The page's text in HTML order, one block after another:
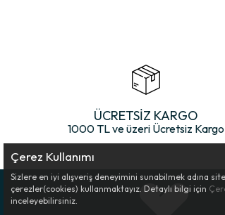
ÜCRETSİZ KARGO
1000 TL ve üzeri Ücretsiz Kargo
Çerez Kullanımı
Sizlere en iyi alışveriş deneyimini sunabilmek adına
çerezler(cookies) kullanmaktayız. Detaylı bilgi için
inceleyebilirsiniz.